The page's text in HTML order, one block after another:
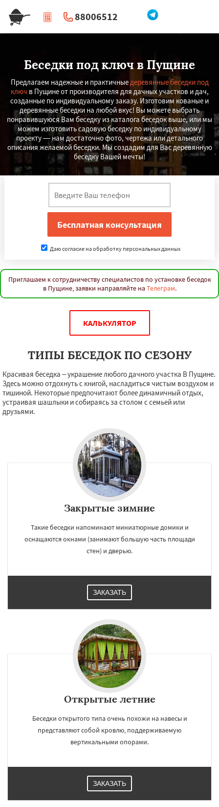
88006512
| Перезвоните мне
Беседки под ключ в Пущине
Предлагаем надежные и практичныедеревянные беседки под
ключ в Пущине от производителя для дачных участков и дач,
созданные по индивидуальному заказу. Изготовим кованые и
деревянные беседки на любой вкус! Вы можете выбрать
понравившуюся Вам беседку из каталога беседок выше, или мы
можем изготовить садовую беседку по индивидуальному
проекту — нам достаточно фото, чертежа или детального
описания желаемой беседки. Мы создадим для Вас деревянную
беседку Вашей мечты!
Даю согласие на обработку персональных данных
Приглашаем к сотрудничеству специалистов по установке беседок
в Пущине, заявки направляйте на Телеграм.
КАЛЬКУЛЯТОР
ТИПЫ БЕСЕДОК ПО СЕЗОНУ
Красивая беседка – украшение любого дачного участка В Пущине.
Здесь можно отдохнуть с книгой, насладиться чистым воздухом и
тишиной. Некоторые предпочитают более динамичный отдых,
устраивая шашлыки и собираясь за столом с семьей или
друзьями.
Закрытые зимние
Такие беседки напоминают миниатюрные домики и
оснащаются окнами (занимают большую часть площади
стен) и дверью.
ЗАКАЗАТЬ
Открытые летние
Беседки открытого типа очень похожи на навесы и
представляют собой кровлю, поддерживаемую
вертикальными опорами.
ЗАКАЗАТЬ